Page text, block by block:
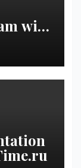
with
|